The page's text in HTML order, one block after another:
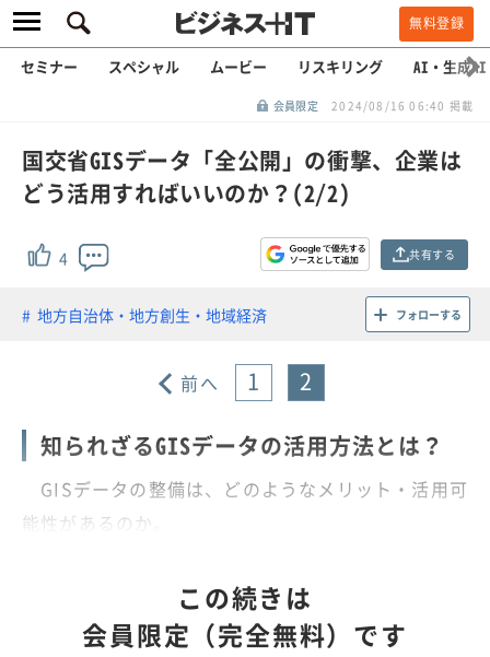
無料登録
セミナー スペシャル ムービー リスキリング AI・生成AI
会員限定 2024/08/16 06:40 掲載
国交省GISデータ「全公開」の衝撃、企業は
どう活用すればいいのか？(2/2)
4 共有する
地方自治体・地方創生・地域経済 フォローする
前へ 1 2
知られざるGISデータの活用方法とは？
GISデータの整備は、どのようなメリット・活用可
能性があるのか。
この続きは
会員限定（完全無料）です